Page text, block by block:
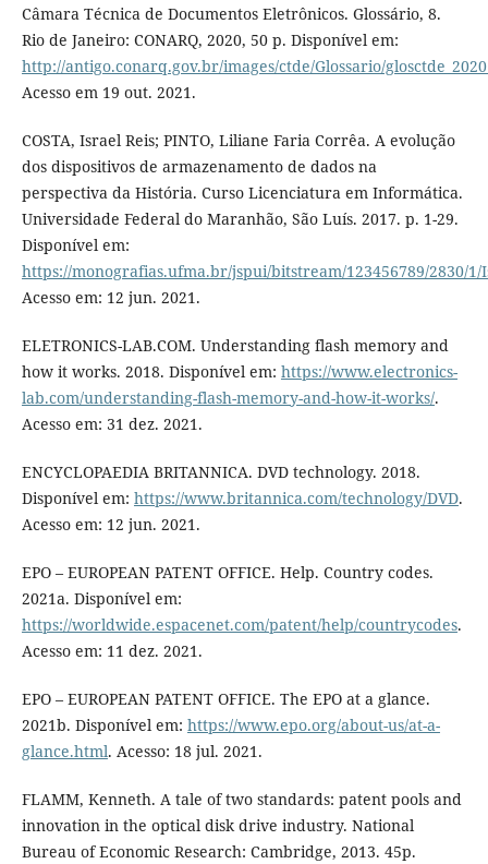
Câmara Técnica de Documentos Eletrônicos. Glossário, 8.
Rio de Janeiro: CONARQ, 2020, 50 p. Disponível em:
http://antigo.conarq.gov.br/images/ctde/Glossario/
Acesso em 19 out. 2021.
COSTA, Israel Reis; PINTO, Liliane Faria Corrêa. A evolução
dos dispositivos de armazenamento de dados na
perspectiva da História. Curso Licenciatura em Informática.
Universidade Federal do Maranhão, São Luís. 2017. p. 1-29.
Disponível em:
https://monografias.ufma.br/jspui/bitstream/123456789/2830/1/
Acesso em: 12 jun. 2021.
ELETRONICS-LAB.COM. Understanding flash memory and
how it works. 2018. Disponível em: https://www.electronics-
lab.com/understanding-flash-memory-and-how-it-works/.
Acesso em: 31 dez. 2021.
ENCYCLOPAEDIA BRITANNICA. DVD technology. 2018.
Disponível em: https://www.britannica.com/technology/DVD.
Acesso em: 12 jun. 2021.
EPO – EUROPEAN PATENT OFFICE. Help. Country codes.
2021a. Disponível em:
https://worldwide.espacenet.com/patent/help/countrycodes.
Acesso em: 11 dez. 2021.
EPO – EUROPEAN PATENT OFFICE. The EPO at a glance.
2021b. Disponível em: https://www.epo.org/about-us/at-a-
glance.html. Acesso: 18 jul. 2021.
FLAMM, Kenneth. A tale of two standards: patent pools and
innovation in the optical disk drive industry. National
Bureau of Economic Research: Cambridge, 2013. 45p.